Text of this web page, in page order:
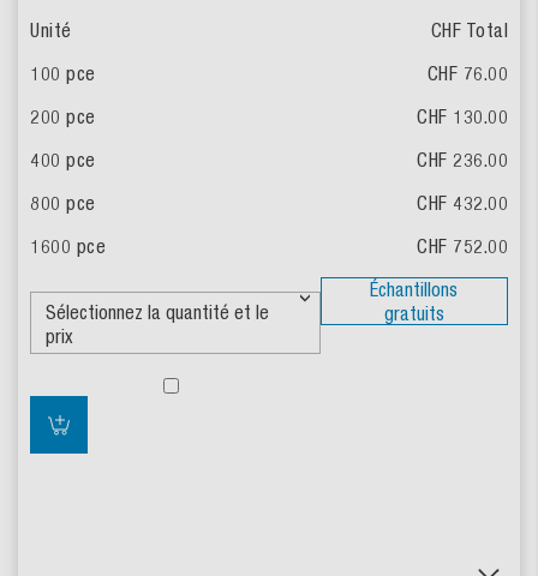
CHF Total
CHF 76.00
CHF 130.00
CHF 236.00
CHF 432.00
CHF 752.00
Échantillons
gratuits